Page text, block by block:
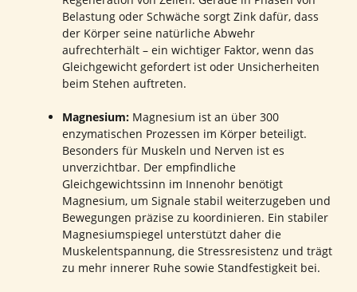
Belastung oder Schwäche sorgt Zink dafür, dass
der Körper seine natürliche Abwehr
aufrechterhält – ein wichtiger Faktor, wenn das
Gleichgewicht gefordert ist oder Unsicherheiten
beim Stehen auftreten.
Magnesium: Magnesium ist an über 300
enzymatischen Prozessen im Körper beteiligt.
Besonders für Muskeln und Nerven ist es
unverzichtbar. Der empfindliche
Gleichgewichtssinn im Innenohr benötigt
Magnesium, um Signale stabil weiterzugeben und
Bewegungen präzise zu koordinieren. Ein stabiler
Magnesiumspiegel unterstützt daher die
Muskelentspannung, die Stressresistenz und trägt
zu mehr innerer Ruhe sowie Standfestigkeit bei.